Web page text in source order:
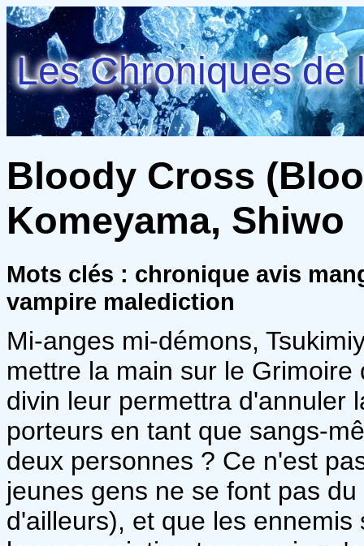
Les Chroniques de
Bloody Cross
Komeyama, Shiwo
Mots clés : chronique avis
vampire malediction
Mi-anges mi-démons,
mettre la main sur le
divin leur permettra d'annuler
porteurs en tant que sangs-
deux personnes ? Ce n'est
jeunes gens ne se font pas
d'ailleurs), et que les